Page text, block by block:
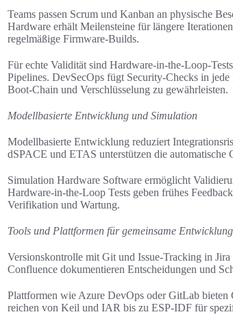
Teams passen Scrum und Kanban an physische
Hardware erhält Meilensteine für längere
regelmäßige Firmware-Builds.
Für echte Validität sind Hardware-in-the-Loop-
Pipelines. DevSecOps fügt Security-Checks in
Boot-Chain und Verschlüsselung zu gewährleisten.
Modellbasierte Entwicklung und Simulation
Modellbasierte Entwicklung reduziert
dSPACE und ETAS unterstützen die automatische
Simulation Hardware Software ermöglicht
Hardware-in-the-Loop Tests geben frühes
Verifikation und Wartung.
Tools und Plattformen für gemeinsame Entwicklung
Versionskontrolle mit Git und Issue-Tracking in
Confluence dokumentieren Entscheidungen und
Plattformen wie Azure DevOps oder GitLab
reichen von Keil und IAR bis zu ESP-IDF für